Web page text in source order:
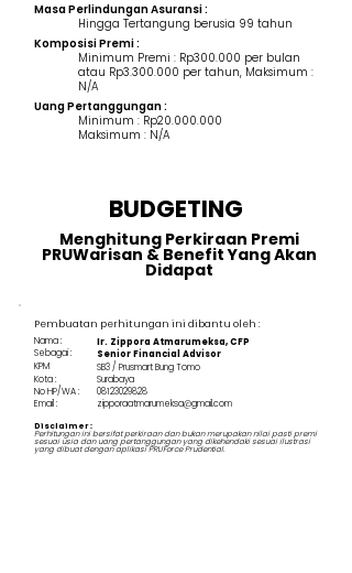
Masa Perlindungan Asuransi :
Hingga Tertangung berusia 99 tahun
Komposisi Premi :
Minimum Premi : Rp300.000 per bulan
atau Rp3.300.000 per tahun, Maksimum :
N/A
Uang Pertanggungan :
Minimum : Rp20.000.000
Maksimum : N/A
BUDGETING
Menghitung Perkiraan Premi
PRUWarisan & Benefit Yang Akan
Didapat
Pembuatan perhitungan ini dibantu oleh :
Nama :
Ir. Zippora Atmarumeksa, CFP
Sebagai :
Senior Financial Advisor
KPM
SB3 / Prusmart Bung Tomo
Surabaya
Kota :
08123029828
No HP/WA :
Email :
zipporaatmarumeksa@gmail.com
Disclaimer :
Perhitungan ini bersifat perkiraan dan bukan merupakan nilai pasti premi
sesuai usia dan uang pertanggungan yang dikehendaki sesuai ilustrasi
yang dibuat dengan aplikasi PRUForce Prudential.